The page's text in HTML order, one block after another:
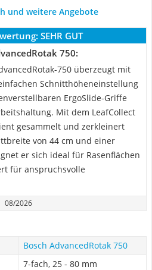
und weitere Angebote
SEHR GUT
750:
750 überzeugt mit
Schnitthöheneinstellung
ErgoSlide-Griffe
Mit dem LeafCollect
gesammelt und zerkleinert
von 44 cm und einer
er sich ideal für Rasenflächen
für anspruchsvolle
08/2026
Bosch AdvancedRotak 750
7-fach, 25 - 80 mm